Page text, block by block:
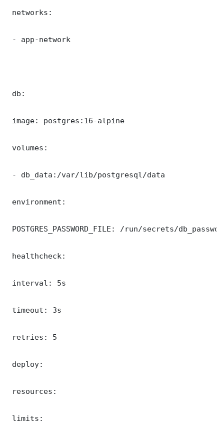
networks:
- app-network
db:
image: postgres:16-alpine
volumes:
- db_data:/var/lib/postgresql/data
environment:
POSTGRES_PASSWORD_FILE: /run/secrets/
healthcheck:
interval: 5s
timeout: 3s
retries: 5
deploy:
resources:
limits: